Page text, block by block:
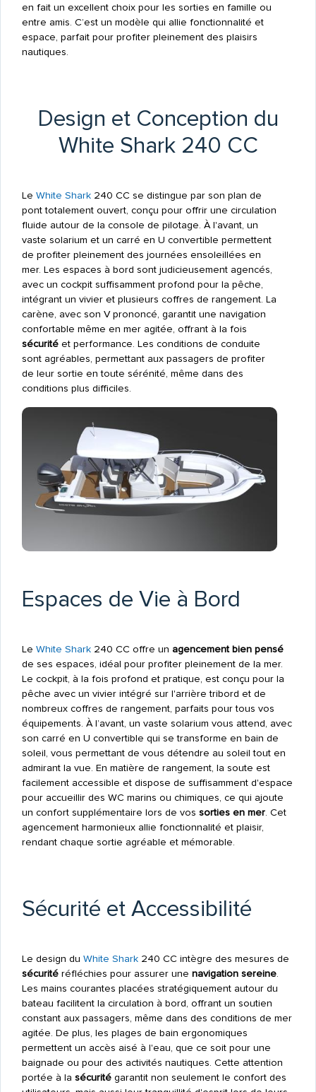
en fait un excellent choix pour les sorties en famille ou
entre amis. C’est un modèle qui allie fonctionnalité et
espace, parfait pour profiter pleinement des plaisirs
nautiques.
Design et Conception du
White Shark 240 CC
Le White Shark240 CC se distingue par son plan de
pont totalement ouvert, conçu pour offrir une circulation
fluide autour de la console de pilotage. À l'avant, un
vaste solarium et un carré en U convertible permettent
de profiter pleinement des journées ensoleillées en
mer. Les espaces à bord sont judicieusement agencés,
avec un cockpit suffisamment profond pour la pêche,
intégrant un vivier et plusieurs coffres de rangement. La
carène, avec son V prononcé, garantit une navigation
confortable même en mer agitée, offrant à la fois
sécuritéet performance. Les conditions de conduite
sont agréables, permettant aux passagers de profiter
de leur sortie en toute sérénité, même dans des
conditions plus difficiles.
Espaces de Vie à Bord
Le White Shark240 CC offre un agencement bien pensé
de ses espaces, idéal pour profiter pleinement de la mer.
Le cockpit, à la fois profond et pratique, est conçu pour la
pêche avec un vivier intégré sur l'arrière tribord et de
nombreux coffres de rangement, parfaits pour tous vos
équipements. À l’avant, un vaste solarium vous attend, avec
son carré en U convertible qui se transforme en bain de
soleil, vous permettant de vous détendre au soleil tout en
admirant la vue. En matière de rangement, la soute est
facilement accessible et dispose de suffisamment d'espace
pour accueillir des WC marins ou chimiques, ce qui ajoute
un confort supplémentaire lors de vos sorties en mer. Cet
agencement harmonieux allie fonctionnalité et plaisir,
rendant chaque sortie agréable et mémorable.
Sécurité et Accessibilité
Le design du White Shark240 CC intègre des mesures de
sécuritéréfléchies pour assurer une navigation sereine.
Les mains courantes placées stratégiquement autour du
bateau facilitent la circulation à bord, offrant un soutien
constant aux passagers, même dans des conditions de mer
agitée. De plus, les plages de bain ergonomiques
permettent un accès aisé à l'eau, que ce soit pour une
baignade ou pour des activités nautiques. Cette attention
portée à la sécuritégarantit non seulement le confort des